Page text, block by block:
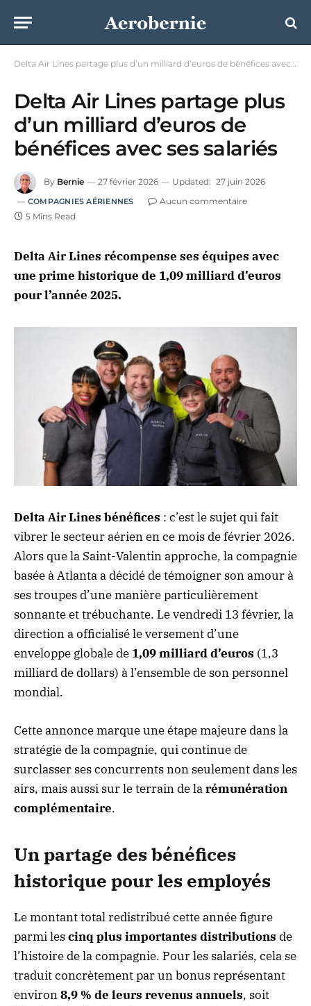
Delta Air Lines partage plus d’un milliard d’euros de bénéfices avec ses salariés
Delta Air Lines partage plus
d’un milliard d’euros de
bénéfices avec ses salariés
By Bernie 27 février 2026 Updated: 27 juin 2026
COMPAGNIES AÉRIENNES
Aucun commentaire
5 Mins Read
Delta Air Lines récompense ses équipes avec
une prime historique de 1,09 milliard d’euros
pour l’année 2025.
Delta Air Lines bénéfices : c’est le sujet qui fait
vibrer le secteur aérien en ce mois de février 2026.
Alors que la Saint-Valentin approche, la compagnie
basée à Atlanta a décidé de témoigner son amour à
ses troupes d’une manière particulièrement
sonnante et trébuchante. Le vendredi 13 février, la
direction a officialisé le versement d’une
enveloppe globale de 1,09 milliard d’euros (1,3
milliard de dollars) à l’ensemble de son personnel
mondial.
Cette annonce marque une étape majeure dans la
stratégie de la compagnie, qui continue de
surclasser ses concurrents non seulement dans les
airs, mais aussi sur le terrain de larémunération
complémentaire.
Un partage des bénéfices
historique pour les employés
Le montant total redistribué cette année figure
parmi lescinq plus importantes distributions de
l’histoire de la compagnie. Pour les salariés, cela se
traduit concrètement par un bonus représentant
environ8,9 % de leurs revenus annuels, soit